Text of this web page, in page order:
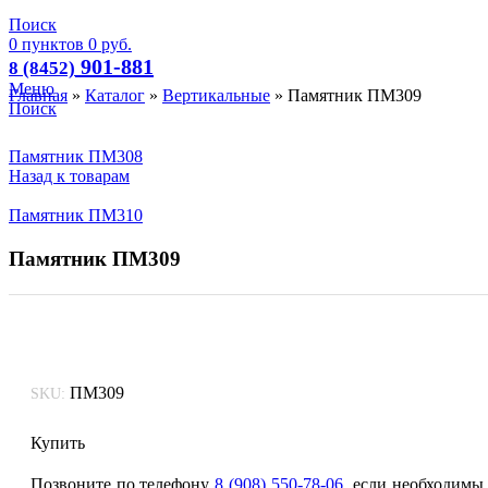
Поиск
0 пунктов 0 руб.
8 (8452) 901-881
Меню
Поиск
Главная » Каталог » Вертикальные » Памятник ПМ309
Памятник ПМ308
Назад к товарам
Памятник ПМ310
Памятник ПМ309
SKU: ПМ309
Купить
Позвоните по телефону8 (908) 550-78-06 если необходимы